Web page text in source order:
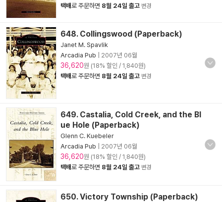
택배로 주문하면 8월 24일 출고 변경
648. Collingswood (Paperback)
Janet M. Spavlik
Arcadia Pub
2007년 06월
36,620원 (18% 할인 / 1,840원)
택배로 주문하면 8월 24일 출고 변경
649. Castalia, Cold Creek, and the Bl
ue Hole (Paperback)
Glenn C. Kuebeler
Arcadia Pub
2007년 06월
36,620원 (18% 할인 / 1,840원)
택배로 주문하면 8월 24일 출고 변경
650. Victory Township (Paperback)